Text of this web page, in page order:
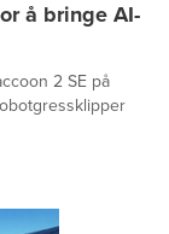
å bringe AI-
2 SE på